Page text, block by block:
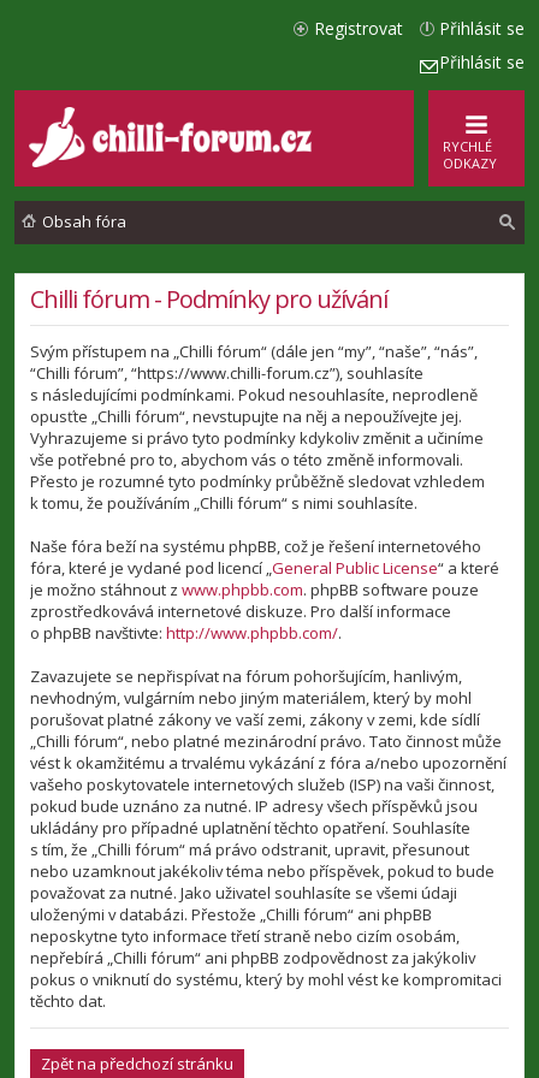
Přihlásit se
Přihlásit se
Registrovat
RYCHLÉ
ODKAZY
Obsah fóra
Chilli fórum - Podmínky pro užívání
Svým přístupem na „Chilli fórum“ (dále jen “my”, “naše”, “nás”,
“Chilli fórum”, “https://www.chilli-forum.cz”), souhlasíte
s následujícími podmínkami. Pokud nesouhlasíte, neprodleně
opusťte „Chilli fórum“, nevstupujte na něj a nepoužívejte jej.
Vyhrazujeme si právo tyto podmínky kdykoliv změnit a učiníme
vše potřebné pro to, abychom vás o této změně informovali.
Přesto je rozumné tyto podmínky průběžně sledovat vzhledem
k tomu, že používáním „Chilli fórum“ s nimi souhlasíte.
Naše fóra beží na systému phpBB, což je řešení internetového
fóra, které je vydané pod licencí „General Public License“ a které
je možno stáhnout z www.phpbb.com. phpBB software pouze
zprostředkovává internetové diskuze. Pro další informace
o phpBB navštivte: http://www.phpbb.com/.
Zavazujete se nepřispívat na fórum pohoršujícím, hanlivým,
nevhodným, vulgárním nebo jiným materiálem, který by mohl
porušovat platné zákony ve vaší zemi, zákony v zemi, kde sídlí
„Chilli fórum“, nebo platné mezinárodní právo. Tato činnost může
vést k okamžitému a trvalému vykázání z fóra a/nebo upozornění
vašeho poskytovatele internetových služeb (ISP) na vaši činnost,
pokud bude uznáno za nutné. IP adresy všech příspěvků jsou
ukládány pro případné uplatnění těchto opatření. Souhlasíte
s tím, že „Chilli fórum“ má právo odstranit, upravit, přesunout
nebo uzamknout jakékoliv téma nebo příspěvek, pokud to bude
považovat za nutné. Jako uživatel souhlasíte se všemi údaji
uloženými v databázi. Přestože „Chilli fórum“ ani phpBB
neposkytne tyto informace třetí straně nebo cizím osobám,
nepřebírá „Chilli fórum“ ani phpBB zodpovědnost za jakýkoliv
pokus o vniknutí do systému, který by mohl vést ke kompromitaci
těchto dat.
Zpět na předchozí stránku